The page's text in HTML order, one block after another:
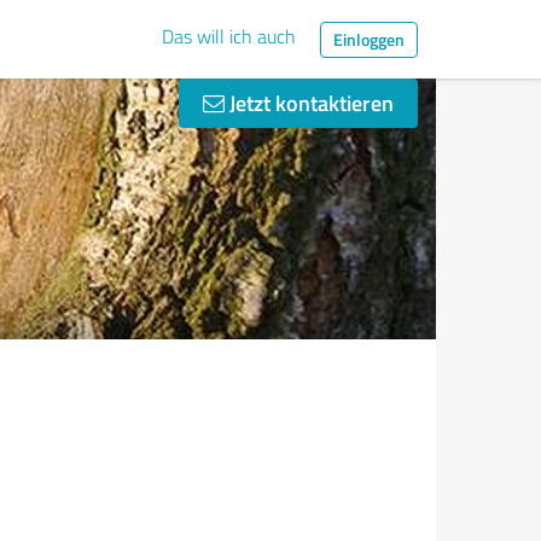
Das will ich auch Einloggen
Jetzt kontaktieren